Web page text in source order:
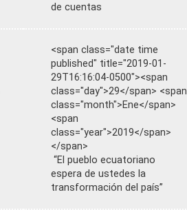
de cuentas
<span class="date time
published" title="2019-01-
29T16:16:04-0500"><span
class="day">29</span> <span
class="month">Ene</span>
<span
class="year">2019</span>
</span>
“El pueblo ecuatoriano
espera de ustedes la
transformación del país”